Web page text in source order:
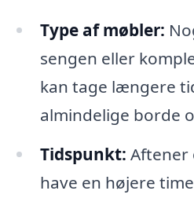
Type af møbler:
sengen eller
kan tage længere
almindelige borde
Tidspunkt: Aftener
have en højere